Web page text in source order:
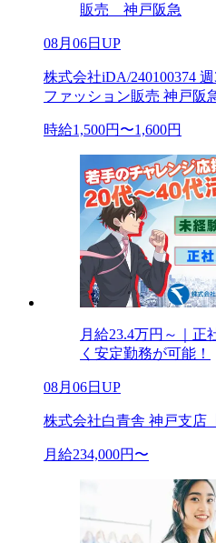
販売 神戸阪急
08月06日UP
株式会社iDA/240100374
ファッション販売 神戸阪
時給1,500円〜1,600円
月給23.4万円～｜正
く安定勤務が可能！
08月06日UP
株式会社白青舎 神戸支店
月給234,000円〜